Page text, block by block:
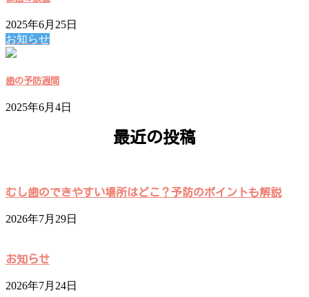
2025年6月25日
お知らせ
歯の予防週間
2025年6月4日
最近の投稿
むし歯のできやすい場所はどこ？予防のポイントも解説
2026年7月29日
お知らせ
2026年7月24日